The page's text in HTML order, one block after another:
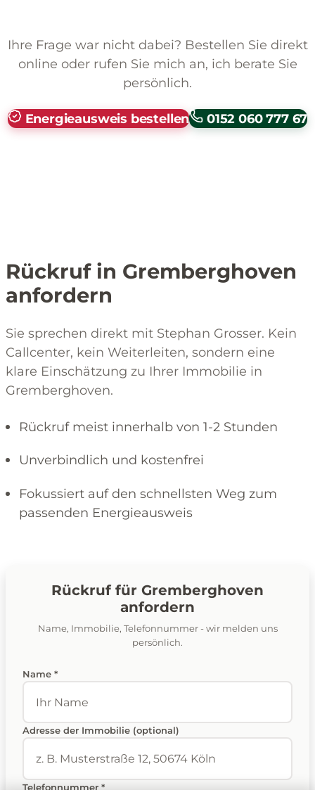
Ihre Frage war nicht dabei? Bestellen Sie direkt
online oder rufen Sie mich an, ich berate Sie
persönlich.
Energieausweis bestellen 0152 060 777 67
Rückruf in Gremberghoven
anfordern
Sie sprechen direkt mit Stephan Grosser. Kein
Callcenter, kein Weiterleiten, sondern eine
klare Einschätzung zu Ihrer Immobilie in
Gremberghoven.
Rückruf meist innerhalb von 1-2 Stunden
Unverbindlich und kostenfrei
Fokussiert auf den schnellsten Weg zum
passenden Energieausweis
Rückruf für Gremberghoven
anfordern
Name, Immobilie, Telefonnummer - wir melden uns
persönlich.
Name *
Adresse der Immobilie (optional)
Telefonnummer *